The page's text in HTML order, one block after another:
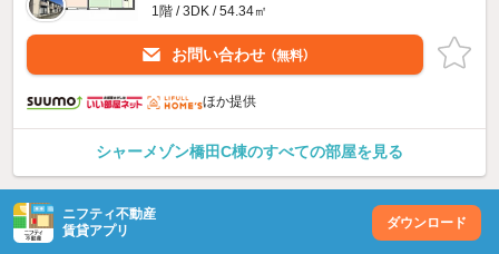
1階 / 3DK / 54.34㎡
お問い合わせ （無料）
ほか提供
シャーメゾン橋田C棟のすべての部屋を見る
ニフティ不動産
賃貸アプリ
ダウンロード